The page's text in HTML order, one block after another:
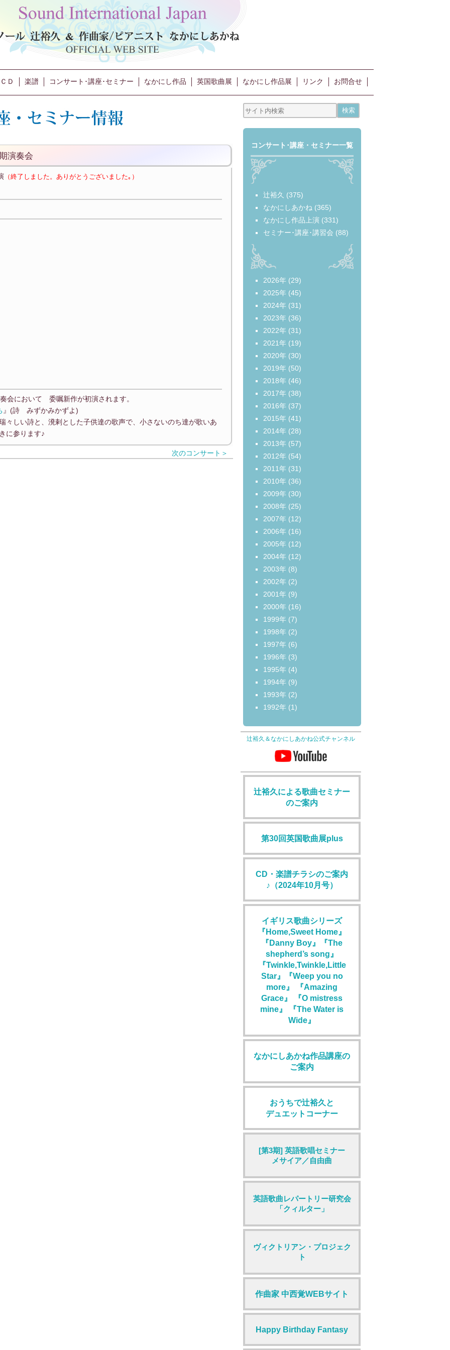
ＣＤ 楽譜 コンサート･講座･セミナー なかにし作品 英国歌曲展 なかにし作品展 リンク お問合せ
演奏会
（終了しました。ありがとうございました｡）
会において 委嘱新作が初演されます。
』(詩 みずかみかずよ)
々しい詩と、溌剌とした子供達の歌声で、小さないのち達が歌いあ
に参ります♪
次のコンサート＞
コンサート･講座・セミナー一覧
辻裕久 (375)
なかにしあかね (365)
なかにし作品上演 (331)
セミナー･講座･講習会 (88)
2026年 (29)
2025年 (45)
2024年 (31)
2023年 (36)
2022年 (31)
2021年 (19)
2020年 (30)
2019年 (50)
2018年 (46)
2017年 (38)
2016年 (37)
2015年 (41)
2014年 (28)
2013年 (57)
2012年 (54)
2011年 (31)
2010年 (36)
2009年 (30)
2008年 (25)
2007年 (12)
2006年 (16)
2005年 (12)
2004年 (12)
2003年 (8)
2002年 (2)
2001年 (9)
2000年 (16)
1999年 (7)
1998年 (2)
1997年 (6)
1996年 (3)
1995年 (4)
1994年 (9)
1993年 (2)
1992年 (1)
辻裕久＆なかにしあかね公式チャンネル
辻裕久による歌曲セミナー
のご案内
第30回英国歌曲展plus
CD・楽譜チラシのご案内
♪（2024年10月号）
イギリス歌曲シリーズ
『Home,Sweet Home』
『Danny Boy』『The
shepherd’s song』
『Twinkle,Twinkle,Little
Star』『Weep you no
more』 『Amazing
Grace』 『O mistress
mine』 『The Water is
Wide』
なかにしあかね作品講座の
ご案内
おうちで辻裕久と
デュエットコーナー
[第3期] 英語歌唱セミナー
メサイア／自由曲
英語歌曲レパートリー研究会
「クィルター」
ヴィクトリアン・プロジェク
ト
作曲家 中西覚WEBサイト
Happy Birthday Fantasy